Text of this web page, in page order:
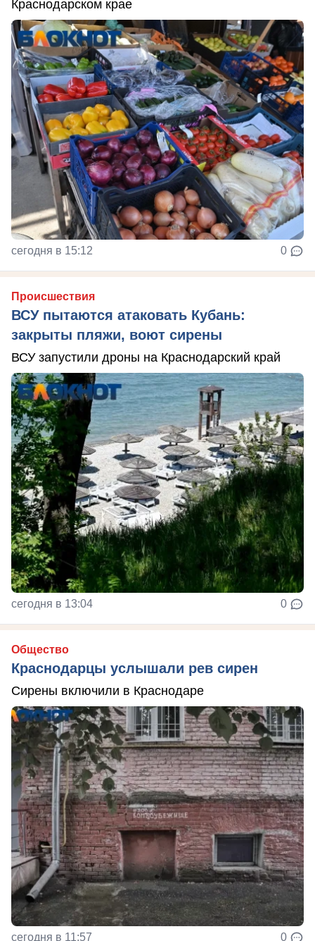
Краснодарском крае
сегодня в 15:12 0
Происшествия
ВСУ пытаются атаковать Кубань:
закрыты пляжи, воют сирены
ВСУ запустили дроны на Краснодарский край
сегодня в 13:04 0
Общество
Краснодарцы услышали рев сирен
Сирены включили в Краснодаре
сегодня в 11:57 0